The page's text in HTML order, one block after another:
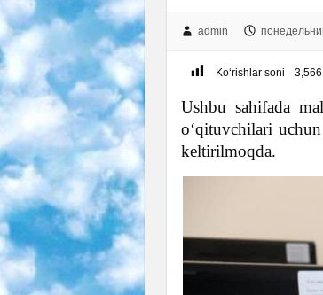
admin
Ko‘rishlar soni 3,566
Ushbu sahifada
o‘qituvchilari
keltirilmoqda.